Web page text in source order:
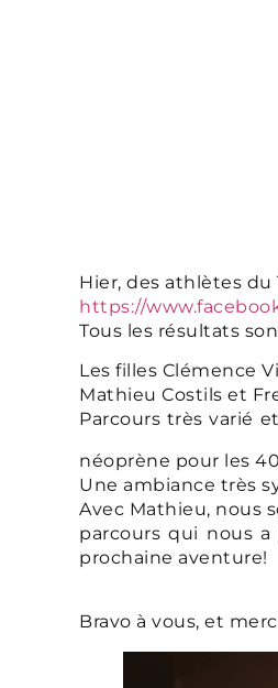
Hier, des athlètes du
https://
Tous les résultats
Les filles Clémence
Mathieu Costils et
Parcours très varié
néoprène pour les
Une ambiance très
Avec Mathieu, nous
parcours qui nous
prochaine aventure!
Bravo à vous, et